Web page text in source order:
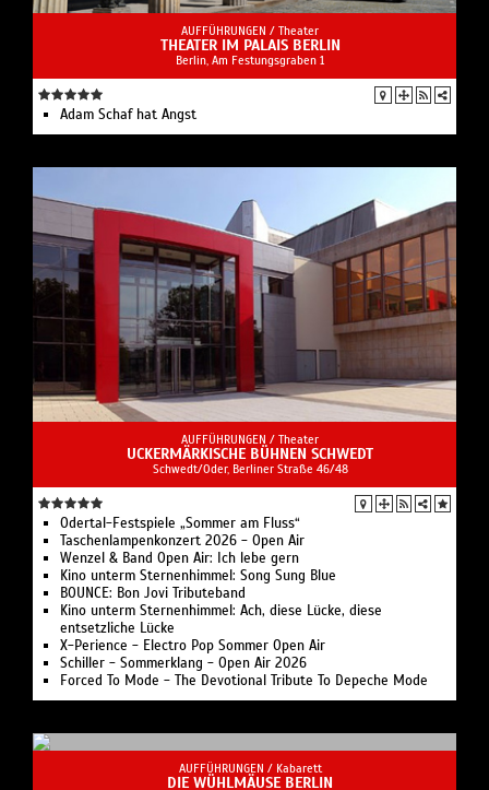
AUFFÜHRUNGEN / Theater
THEATER IM PALAIS BERLIN
Berlin, Am Festungsgraben 1
Adam Schaf hat Angst
AUFFÜHRUNGEN / Theater
UCKERMÄRKISCHE BÜHNEN SCHWEDT
Schwedt/Oder, Berliner Straße 46/48
Odertal-Festspiele „Sommer am Fluss“
Taschenlampenkonzert 2026 - Open Air
Wenzel & Band Open Air: Ich lebe gern
Kino unterm Sternenhimmel: Song Sung Blue
BOUNCE: Bon Jovi Tributeband
Kino unterm Sternenhimmel: Ach, diese Lücke, diese
entsetzliche Lücke
X-Perience - Electro Pop Sommer Open Air
Schiller - Sommerklang - Open Air 2026
Forced To Mode - The Devotional Tribute To Depeche Mode
AUFFÜHRUNGEN / Kabarett
DIE WÜHLMÄUSE BERLIN